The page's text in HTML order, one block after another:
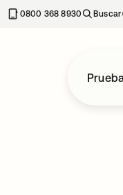
0800 368 8930 Buscar